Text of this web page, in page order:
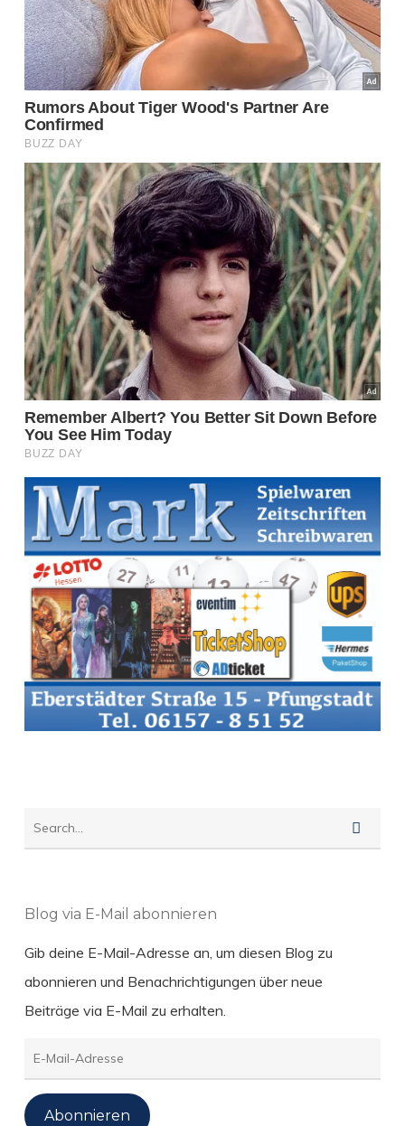
Blog via E-Mail abonnieren
Gib deine E-Mail-Adresse an, um diesen Blog zu
abonnieren und Benachrichtigungen über neue
Beiträge via E-Mail zu erhalten.
E-
Mail-
Adresse
Abonnieren